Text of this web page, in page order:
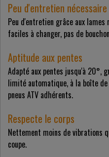
Peu d'entretien nécessaire
Peu d'entretien grâce aux
faciles à changer, pas de
Aptitude aux pentes
Adapté aux pentes jusqu'à 20°,
limité automatique, à la boîte
pneus ATV adhérents.
Respecte le corps
Nettement moins de vibrations
coupe.